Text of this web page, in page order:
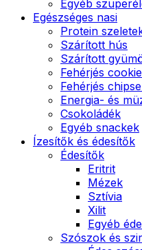
Egyéb
Egészséges nasi
Protein
Szárított hús
Szárított
Fehérjés
Fehérjés
Energia- és
Csokoládék
Egyéb snackek
Ízesítők és édesítők
Édesítők
Eritrit
Mézek
Sztívia
Xilit
Egyéb
Szószok és